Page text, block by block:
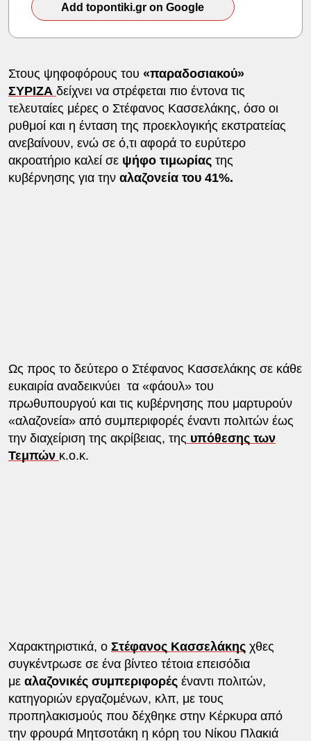
Add topontiki.gr on Google
Στους ψηφοφόρους του «παραδοσιακού»
ΣΥΡΙΖΑ δείχνει να στρέφεται πιο έντονα τις
τελευταίες μέρες ο Στέφανος Κασσελάκης, όσο οι
ρυθμοί και η ένταση της προεκλογικής εκστρατείας
ανεβαίνουν, ενώ σε ό,τι αφορά το ευρύτερο
ακροατήριο καλεί σε ψήφο τιμωρίαςτης
κυβέρνησης για την αλαζονεία του 41%.
Ως προς το δεύτερο ο Στέφανος Κασσελάκης σε κάθε
ευκαιρία αναδεικνύει τα «φάουλ» του
πρωθυπουργού και τις κυβέρνησης που μαρτυρούν
«αλαζονεία» από συμπεριφορές έναντι πολιτών έως
την διαχείριση της ακρίβειας, της υπόθεσης των
Τεμπών κ.ο.κ.
Χαρακτηριστικά, ο Στέφανος Κασσελάκηςχθες
συγκέντρωσε σε ένα βίντεο τέτοια επεισόδια
με αλαζονικές συμπεριφορέςέναντι πολιτών,
κατηγοριών εργαζομένων, κλπ, με τους
προπηλακισμούς που δέχθηκε στην Κέρκυρα από
την φρουρά Μητσοτάκη η κόρη του Νίκου Πλακιά